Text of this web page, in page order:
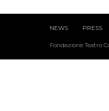
NEWS PRESS
Fondazione Teatro